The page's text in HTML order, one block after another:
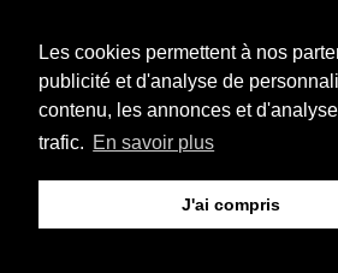
Les cookies permettent à nos
publicité et d'analyse de
contenu, les annonces et
trafic. En savoir plus
J'ai compris